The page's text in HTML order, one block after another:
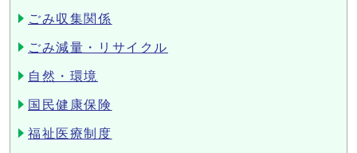
ごみ収集関係
ごみ減量・リサイクル
自然・環境
国民健康保険
福祉医療制度